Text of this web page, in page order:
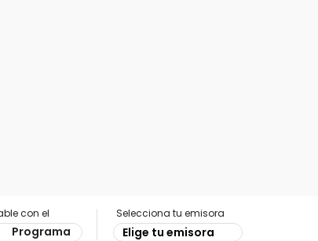
con el
Programa
Selecciona tu emisora
Elige tu emisora